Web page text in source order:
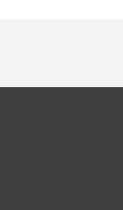
DIL SEÇIN